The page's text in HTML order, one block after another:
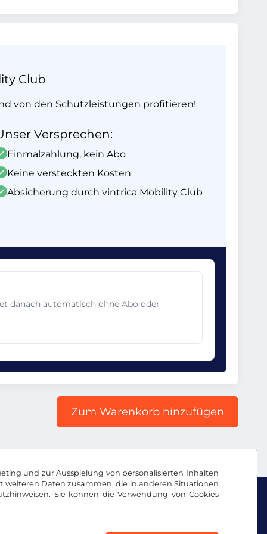
und zur Ausspielung von personalisierten Inhalten
Daten zusammen, die in anderen Situationen
. Sie können die Verwendung von Cookies
Club
von den Schutzleistungen profitieren!
Versprechen:
Einmalzahlung, kein Abo
Keine versteckten Kosten
Absicherung durch vintrica Mobility Club
danach automatisch ohne Abo oder
Zum Warenkorb hinzufügen